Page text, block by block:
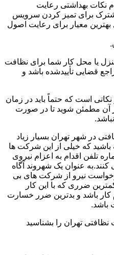
نکات بهداشتی رعایت
برای تمیز کردن سرویس
معیار برای رعایت اصول
یا محل کار شما برای نظافت
قضایی تأییدشده باشد و
است که حتماً باید در زمان
مطمئن شوید تا در صورت
در شهر تهران بسیار زیاد
باشید که خیلی از این شرکت ها
تلفن اقدام به اعزام نیروی
عنوان یک شهروند آگاه
نیرو از شرکت های بی
ضرری که با این کار
کار باشد و بدترین ضرر خسارت
باشد.
تهران را بشناسید